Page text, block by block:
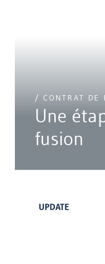
/ CONTRAT DE
Une
fusion
UPDATE